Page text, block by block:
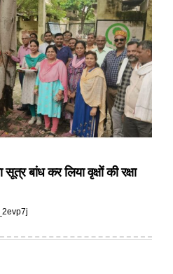
सूत्र बांध कर लिया वृक्षों की रक्षा